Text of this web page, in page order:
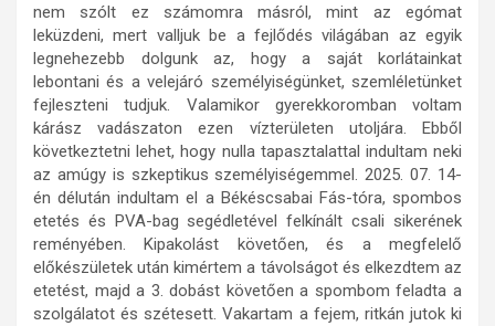
nem szólt ez számomra másról, mint az egómat
leküzdeni, mert valljuk be a fejlődés világában az egyik
legnehezebb dolgunk az, hogy a saját korlátainkat
lebontani és a velejáró személyiségünket, szemléletünket
fejleszteni tudjuk. Valamikor gyerekkoromban voltam
kárász vadászaton ezen vízterületen utoljára. Ebből
következtetni lehet, hogy nulla tapasztalattal indultam neki
az amúgy is szkeptikus személyiségemmel. 2025. 07. 14-
én délután indultam el a Békéscsabai Fás-tóra, spombos
etetés és PVA-bag segédletével felkínált csali sikerének
reményében. Kipakolást követően, és a megfelelő
előkészületek után kimértem a távolságot és elkezdtem az
etetést, majd a 3. dobást követően a spombom feladta a
szolgálatot és szétesett. Vakartam a fejem, ritkán jutok ki